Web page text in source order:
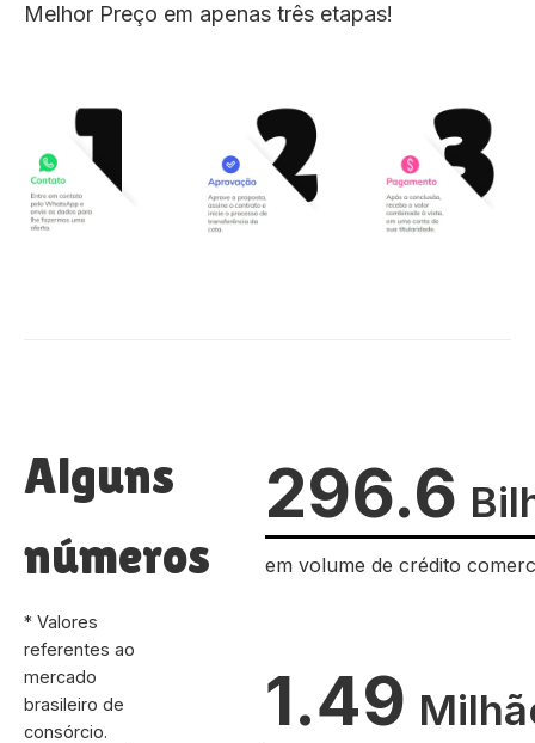
Melhor Preço em apenas três etapas!
Alguns
números
* Valores
referentes ao
mercado
brasileiro de
consórcio.
296.6
em volume de crédito
1.49